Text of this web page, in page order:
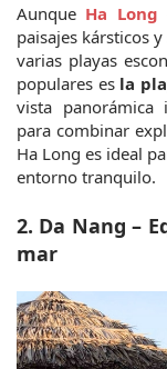
Aunque Ha Long
paisajes kársticos
varias playas
populares es la
vista panorámica
para combinar
Ha Long es ideal
entorno tranquilo.
2. Da Nang –
mar